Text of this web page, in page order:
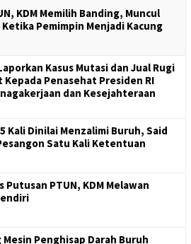
KDM Memilih Banding, Muncul
Pemimpin Menjadi Kacung
Kasus Mutasi dan Jual Rugi
Penasehat Presiden RI
dan Kesejahteraan
Kali Dinilai Menzalimi Buruh, Said
Satu Kali Ketentuan
Putusan PTUN, KDM Melawan
Penghisap Darah Buruh